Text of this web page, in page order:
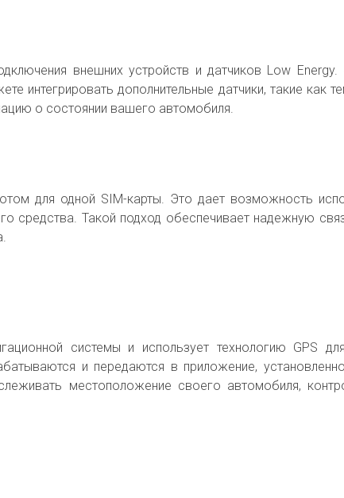
внешних устройств и датчиков Low
интегрировать дополнительные датчики, такие как
о состоянии вашего автомобиля.
для одной SIM-карты. Это дает возможность
средства. Такой подход обеспечивает надежную
системы и использует технологию GPS
и передаются в приложение,
местоположение своего автомобиля,